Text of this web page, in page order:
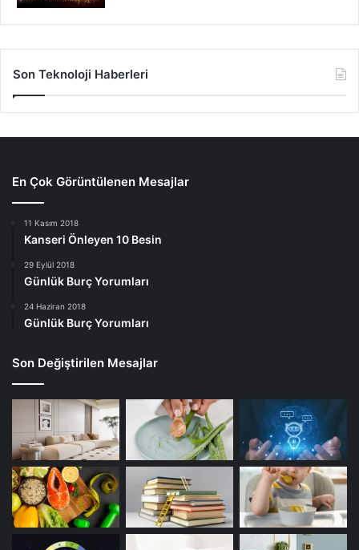
Son Teknoloji Haberleri
En Çok Görüntülenen Mesajlar
11 Kasım 2018
Kanseri Önleyen 10 Besin
29 Eylül 2018
Günlük Burç Yorumları
24 Haziran 2018
Günlük Burç Yorumları
Son Değiştirilen Mesajlar